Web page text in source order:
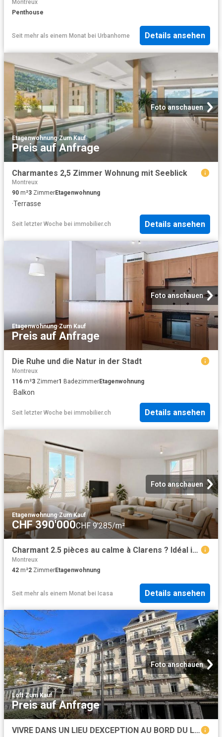
Montreux
Penthouse
Seit mehr als einem Monat bei Urbanhome Details ansehen
Foto anschauen
Etagenwohnung·Zum Kauf
Preis auf Anfrage
Charmantes 2,5 Zimmer Wohnung mit Seeblick
Montreux
90 m²3 ZimmerEtagenwohnung
·Terrasse
Seit letzter Woche bei immobilier.ch Details ansehen
Foto anschauen
Etagenwohnung·Zum Kauf
Preis auf Anfrage
Die Ruhe und die Natur in der Stadt
Montreux
116 m²3 Zimmer1 BadezimmerEtagenwohnung
·Balkon
Seit letzter Woche bei immobilier.ch Details ansehen
Foto anschauen
Etagenwohnung·Zum Kauf
CHF 390'000CHF 9'285/m²
Charmant 2.5 pièces au calme à Clarens ? Idéal investissement
Montreux
42 m²2 ZimmerEtagenwohnung
Seit mehr als einem Monat bei Icasa Details ansehen
Foto anschauen
Loft·Zum Kauf
Preis auf Anfrage
VIVRE DANS UN LIEU DEXCEPTION AU BORD DU LAC